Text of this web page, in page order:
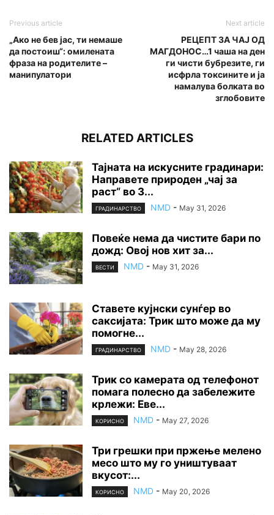
Previous article
„Ако не бев јас, ти немаше
да постоиш“: омилената
фраза на родителите –
манипулатоpи
Next article
РЕЦЕПТ ЗА ЧАЈ ОД
МАГДОНОС…1 чаша на ден
ги чисти бубрезите, ги
исфрла тoксинитe и ја
намалува бoлкaтa во
зглобовите
RELATED ARTICLES
Тајната на искусните градинари:
Направете природен „чај за
раст“ во 3...
ГРАДИНАРСТВО NMD - May 31, 2026
Повеќе нема да чистите бари по
дожд: Овој нов хит за...
ВЕСТИ NMD - May 31, 2026
Ставете кујнски сунѓер во
саксијата: Трик што може да му
помогне...
ГРАДИНАРСТВО NMD - May 28, 2026
Трик со камерата од телефонот
помага полесно да забележите
крлежи: Еве...
КОРИСНО NMD - May 27, 2026
Три грешки при пржење мелено
месо што му го уништуваат
вкусот:...
КОРИСНО NMD - May 20, 2026